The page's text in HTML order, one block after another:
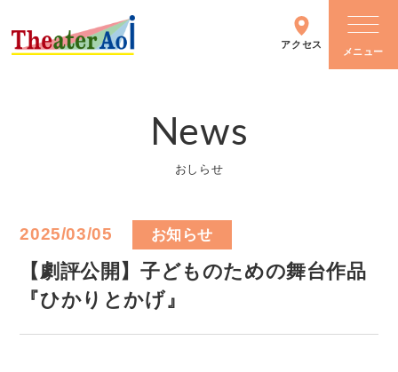
シアターについて
主催イベント
イベントカレンダー
アクセス
News
おしらせ
2025/03/05 お知らせ
【劇評公開】子どものための舞台作品
『ひかりとかげ』